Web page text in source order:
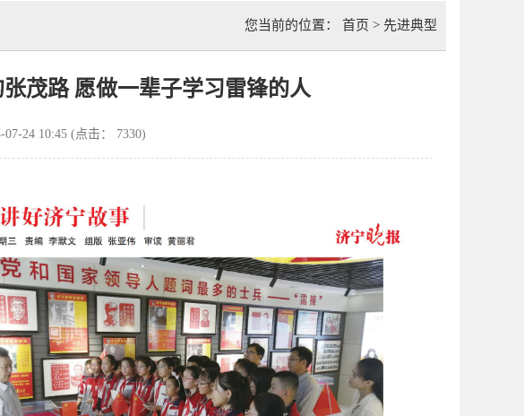
您当前的位置： 首页 > 先进典型
茂路 愿做一辈子学习雷锋的人
07-24 10:45 (点击： 7330)